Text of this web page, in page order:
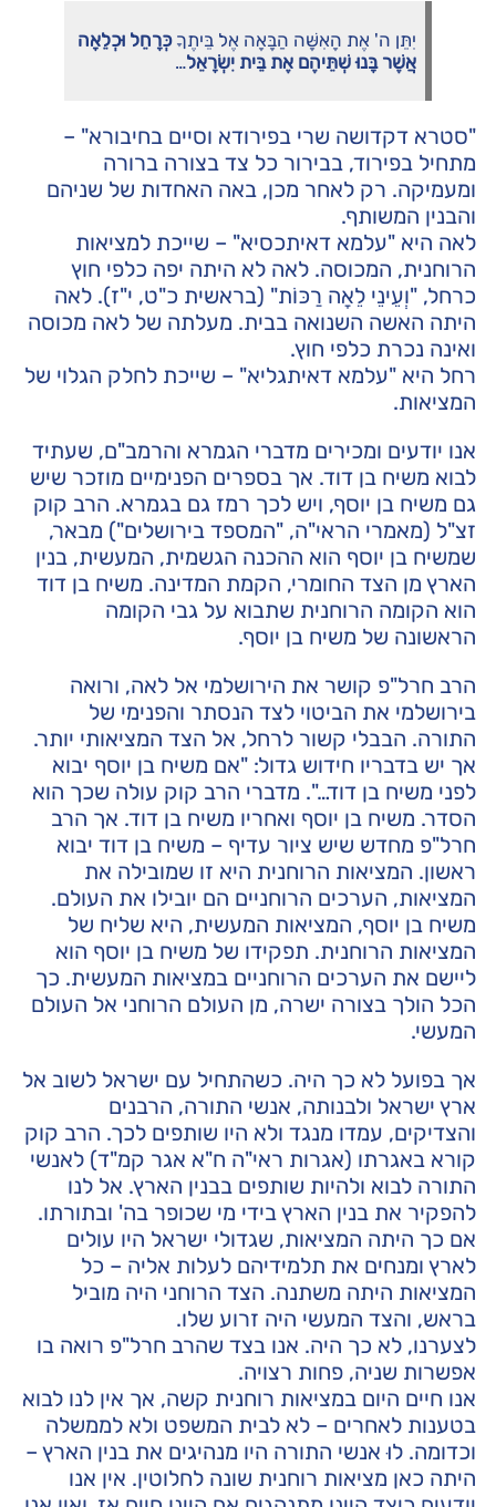
יִתֵּן ה' אֶת הָאִשָּׁה הַבָּאָה אֶל בֵּיתֶךָכְּרָחֵל וּכְלֵאָה
אֲשֶׁר בָּנוּ שְׁתֵּיהֶם אֶת בֵּית יִשְׂרָאֵל…
"סטרא דקדושה שרי בפירודא וסיים בחיבורא" –
מתחיל בפירוד, בבירור כל צד בצורה ברורה
ומעמיקה. רק לאחר מכן, באה האחדות של שניהם
והבנין המשותף.
לאה היא "עלמא דאיתכסיא" – שייכת למציאות
הרוחנית, המכוסה. לאה לא היתה יפה כלפי חוץ
כרחל, "וְעֵינֵי לֵאָה רַכּוֹת" (בראשית כ"ט, י"ז). לאה
היתה האשה השנואה בבית. מעלתה של לאה מכוסה
ואינה נכרת כלפי חוץ.
רחל היא "עלמא דאיתגליא" – שייכת לחלק הגלוי של
המציאות.
אנו יודעים ומכירים מדברי הגמרא והרמב"ם, שעתיד
לבוא משיח בן דוד. אך בספרים הפנימיים מוזכר שיש
גם משיח בן יוסף, ויש לכך רמז גם בגמרא. הרב קוק
זצ"ל (מאמרי הראי"ה, "המספד בירושלים") מבאר,
שמשיח בן יוסף הוא ההכנה הגשמית, המעשית, בנין
הארץ מן הצד החומרי, הקמת המדינה. משיח בן דוד
הוא הקומה הרוחנית שתבוא על גבי הקומה
הראשונה של משיח בן יוסף.
הרב חרל"פ קושר את הירושלמי אל לאה, ורואה
בירושלמי את הביטוי לצד הנסתר והפנימי של
התורה. הבבלי קשור לרחל, אל הצד המציאותי יותר.
אך יש בדבריו חידוש גדול: "אם משיח בן יוסף יבוא
לפני משיח בן דוד…". מדברי הרב קוק עולה שכך הוא
הסדר. משיח בן יוסף ואחריו משיח בן דוד. אך הרב
חרל"פ מחדש שיש ציור עדיף – משיח בן דוד יבוא
ראשון. המציאות הרוחנית היא זו שמובילה את
המציאות, הערכים הרוחניים הם יובילו את העולם.
משיח בן יוסף, המציאות המעשית, היא שליח של
המציאות הרוחנית. תפקידו של משיח בן יוסף הוא
ליישם את הערכים הרוחניים במציאות המעשית. כך
הכל הולך בצורה ישרה, מן העולם הרוחני אל העולם
המעשי.
אך בפועל לא כך היה. כשהתחיל עם ישראל לשוב אל
ארץ ישראל ולבנותה, אנשי התורה, הרבנים
והצדיקים, עמדו מנגד ולא היו שותפים לכך. הרב קוק
קורא באגרתו (אגרות ראי"ה ח"א אגר קמ"ד) לאנשי
התורה לבוא ולהיות שותפים בבנין הארץ. אל לנו
להפקיר את בנין הארץ בידי מי שכופר בה' ובתורתו.
אם כך היתה המציאות, שגדולי ישראל היו עולים
לארץ ומנחים את תלמידיהם לעלות אליה – כל
המציאות היתה משתנה. הצד הרוחני היה מוביל
בראש, והצד המעשי היה זרוע שלו.
לצערנו, לא כך היה. אנו בצד שהרב חרל"פ רואה בו
אפשרות שניה, פחות רצויה.
אנו חיים היום במציאות רוחנית קשה, אך אין לנו לבוא
בטענות לאחרים – לא לבית המשפט ולא לממשלה
וכדומה. לוּ אנשי התורה היו מנהיגים את בנין הארץ –
היתה כאן מציאות רוחנית שונה לחלוטין. אין אנו